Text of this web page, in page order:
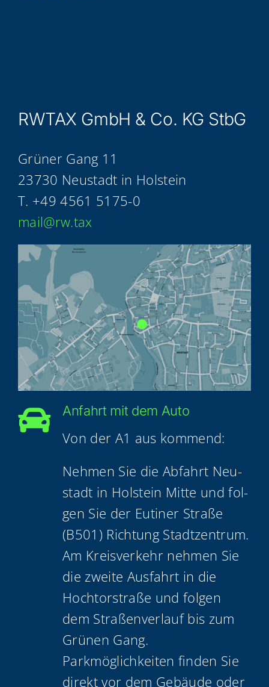
RWTAX GmbH & Co. KG StbG
Grü­ner Gang 11
23730 Neu­stadt in Holstein
T. +49 4561 5175-0
mail@​rw.​tax
Anfahrt mit dem Auto
Von der A1 aus kommend:
Neh­men Sie die Abfahrt Neu­
stadt in Hol­stein Mit­te und fol­
gen Sie der Euti­ner Stra­ße
(B501) Rich­tung Stadtzentrum.
Am Kreis­ver­kehr neh­men Sie
die zwei­te Aus­fahrt in die
Hoch­tor­stra­ße und fol­gen
dem Stra­ßen­ver­lauf bis zum
Grü­nen Gang.
Park­mög­lich­kei­ten fin­den Sie
direkt vor dem Gebäu­de oder